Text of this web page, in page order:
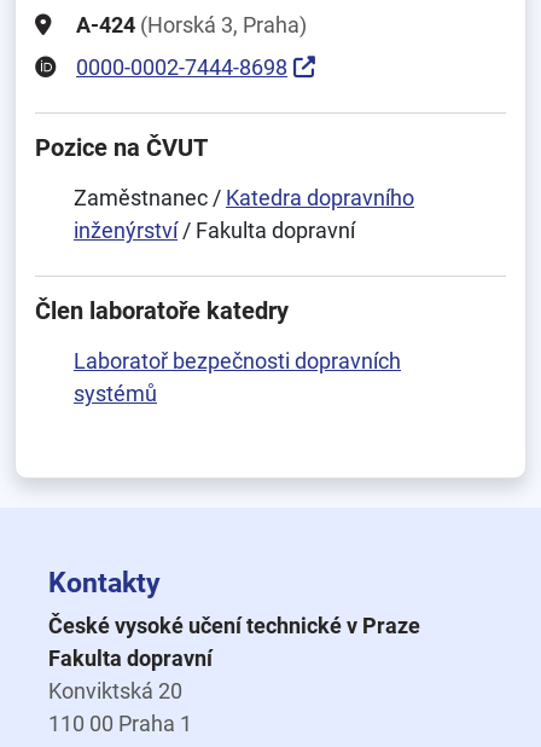
A-424 (Horská 3, Praha)
0000-0002-7444-8698
Pozice na ČVUT
Zaměstnanec / Katedra dopravního
inženýrství/ Fakulta dopravní
Člen laboratoře katedry
Laboratoř bezpečnosti dopravních
systémů
Kontakty
České vysoké učení technické v Praze
Fakulta dopravní
Konviktská 20
110 00 Praha 1